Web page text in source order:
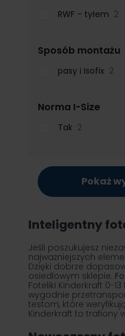
RWF - tyłem 2
Sposób montażu
pasy i Isofix 2
Norma I-Size
Tak 2
Pokaż
Inteligentny
Jeśli poszukujesz
najważniejszych
Dzięki dobrze
osiedlowym sklepie.
Foteliki Kinderkraft 0-
wygodnie
testom, które
Kinderkraft to trafiony